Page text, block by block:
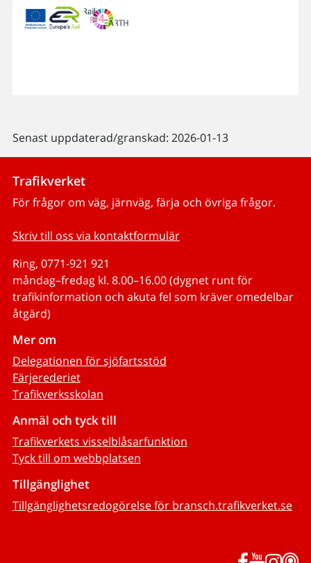
Senast uppdaterad/granskad: 2026-01-13
Trafikverket
För frågor om väg, järnväg, färja och övriga frågor.
Skriv till oss via kontaktformulär
Ring, 0771-921 921
måndag–fredag kl. 8.00–16.00 (dygnet runt för
trafikinformation och akuta fel som kräver omedelbar
åtgärd)
Mer om
Delegationen för sjöfartsstöd
Färjerederiet
Trafikverksskolan
Anmäl och tyck till
Trafikverkets visselblåsarfunktion
Tyck till om webbplatsen
Tillgänglighet
Tillgänglighetsredogörelse för bransch.trafikverket.se